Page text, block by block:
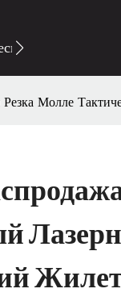
С Нами
Молле
Жилет